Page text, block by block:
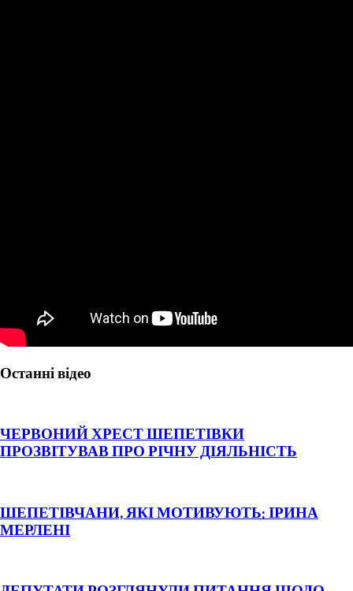
Останні відео
ЧЕРВОНИЙ ХРЕСТ ШЕПЕТІВКИ
ПРОЗВІТУВАВ ПРО РІЧНУ ДІЯЛЬНІСТЬ
ШЕПЕТІВЧАНИ, ЯКІ МОТИВУЮТЬ: ІРИНА
МЕРЛЕНІ